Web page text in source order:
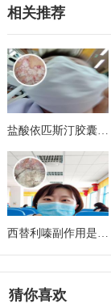
相关推荐
盐酸依匹斯汀胶囊多
久一个疗程是几天
西替利嗪副作用是什
么
猜你喜欢